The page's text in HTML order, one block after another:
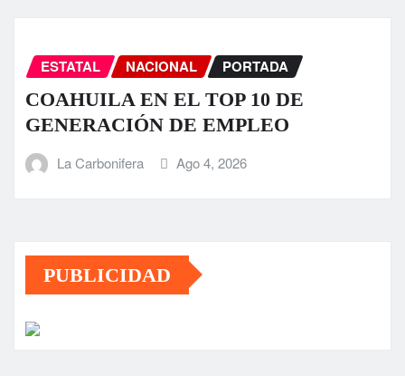
ESTATAL NACIONAL PORTADA
COAHUILA EN EL TOP 10 DE
GENERACIÓN DE EMPLEO
La Carbonifera Ago 4, 2026
PUBLICIDAD